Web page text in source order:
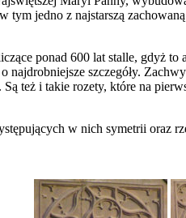
jedno z najstarszą
ponad 600 lat stalle, gdyż
najdrobniejsze szczegóły.
też i takie rozety, które na
w nich symetrii oraz